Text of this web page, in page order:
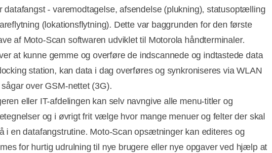
datafangst - varemodtagelse, afsendelse (plukning), statusoptælling
(lokationsflytning). Dette var baggrunden for den første
af Moto-Scan softwaren udviklet til Motorola håndterminaler.
at kunne gemme og overføre de indscannede og indtastede data
station, kan data i dag overføres og synkroniseres via WLAN
over GSM-nettet (3G).
eller IT-afdelingen kan selv navngive alle menu-titler og
og i øvrigt frit vælge hvor mange menuer og felter der skal
i en datafangstrutine. Moto-Scan opsætninger kan editeres og
for hurtig udrulning til nye brugere eller nye opgaver ved hjælp at